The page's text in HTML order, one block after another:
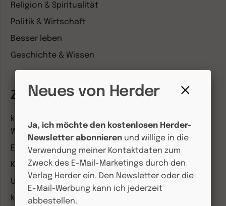
Religion & Spiritualität
Politik & Wirtschaft
Besser leben
Geschichte & Wissen
Zeitschriften
kindergarten heute Fachmagazin, Leitungsheft &
Wenn Eltern Rat suchen
Entdeckungskiste
Kleinstkinder in Kita und Tagespflege
Unser Ganztag
kizz Elternwelt
Neues von Herder
Ja, ich möchte den kostenlosen Herder-
Newsletter abonnieren und willige in die
Verwendung meiner Kontaktdaten zum
Zweck des E-Mail-Marketings durch den
Verlag Herder ein. Den Newsletter oder die
E-Mail-Werbung kann ich jederzeit
abbestellen.